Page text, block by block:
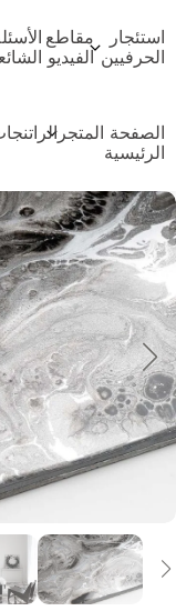
استئجار
الحرفيين
مقاطع
الفيديو
الصفحة
الرئيسية
المتجر